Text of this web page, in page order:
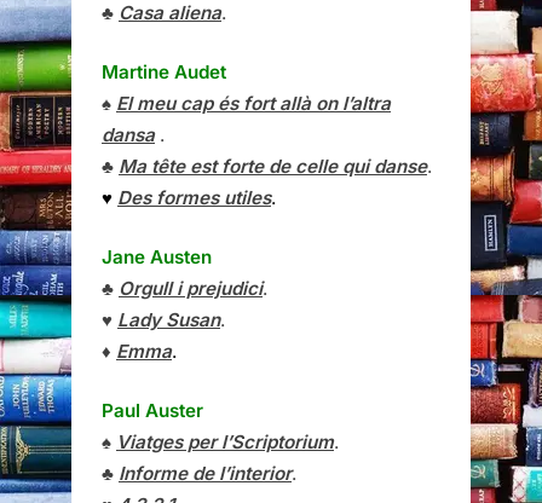
♣ Casa aliena.
Martine Audet
♠ El meu cap és fort allà on l’altra
dansa.
♣ Ma tête est forte de celle qui danse.
♥ Des formes utiles.
Jane Austen
♣ Orgull i prejudici.
♥ Lady Susan.
♦ Emma.
Paul Auster
♠ Viatges per l’Scriptorium.
♣ Informe de l’interior.